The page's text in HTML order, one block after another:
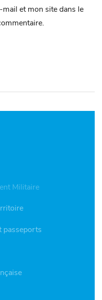
et mon site dans le
Militaire
passeports